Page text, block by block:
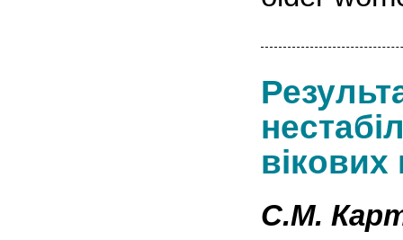
вікових
С.М.